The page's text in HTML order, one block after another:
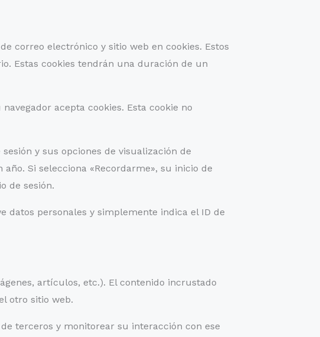
correo electrónico y sitio web en cookies. Estos
Estas cookies tendrán una duración de un
acepta cookies. Esta cookie no
y sus opciones de visualización de
Si selecciona «Recordarme», su inicio de
de sesión.
datos personales y simplemente indica el ID de
artículos, etc.). El contenido incrustado
otro sitio web.
terceros y monitorear su interacción con ese